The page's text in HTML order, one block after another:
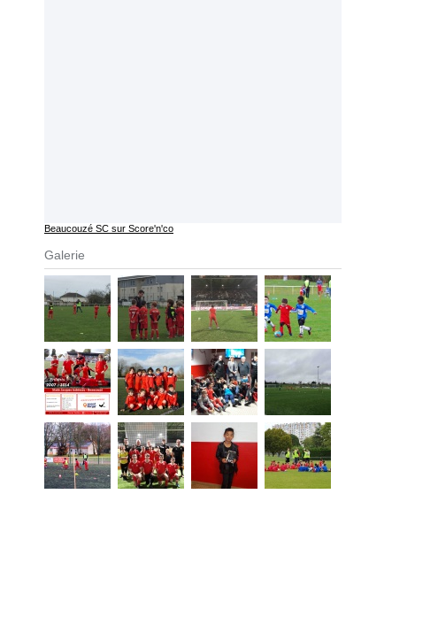
Beaucouzé SC sur Score'n'co
Galerie